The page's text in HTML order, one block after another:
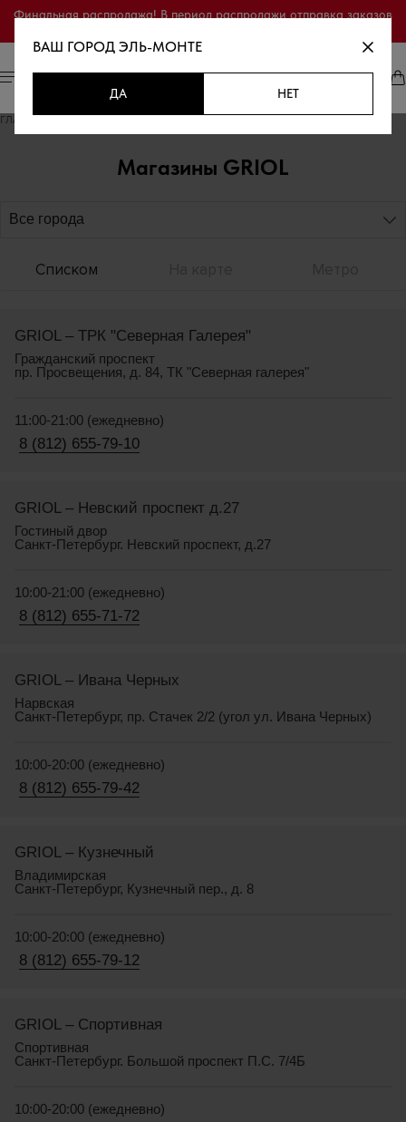
Финальная распродажа! В период распродажи отправка заказов
ГЛАВНАЯ/МАГАЗИНЫ
Магазины GRIOL
Все города
Списком
GRIOL – ТРК "Cеверная Галерея"
Гражданский проспект
пр. Просвещения, д. 84, ТК "Северная галерея"
11:00-21:00 (ежедневно)
8 (812) 655-79-10
GRIOL – Невский проспект д.27
Гостиный двор
Санкт-Петербург. Невский проспект, д.27
10:00-21:00 (ежедневно)
8 (812) 655-71-72
GRIOL – Ивана Черных
Нарвская
Санкт-Петербург, пр. Стачек 2/2 (угол ул. Ивана Черных)
10:00-20:00 (ежедневно)
8 (812) 655-79-42
GRIOL – Кузнечный
Владимирская
Санкт-Петербург, Кузнечный пер., д. 8
10:00-20:00 (ежедневно)
8 (812) 655-79-12
GRIOL – Спортивная
Спортивная
Санкт-Петербург. Большой проспект П.С. 7/4Б
10:00-20:00 (ежедневно)
ВАШ ГОРОДЭЛЬ-МОНТЕ
ДА НЕТ